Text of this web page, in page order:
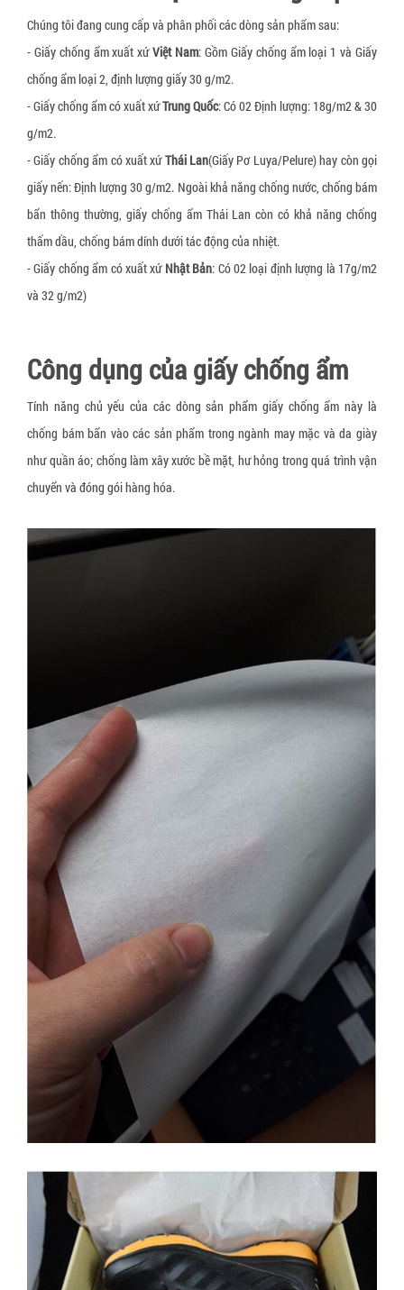
Slip sheet giấy
Slip sheet nhựa trắng
Slip sheet nhựa HDPE
Nhãn cảnh báo hàng hóa bị nghiêng
Nhãn cảnh báo hàng hóa bị va đập
Pallet gỗ
Pallet nhựa
Đệm giảm chấn pallet
Khóa đai sắt
Giấy tổ ong bọc hàng
Dây đai xơ sợi thực vật
Dây đai giấy
Tấm tổ ong
Thùng carton, hộp carton
Pallet giấy tổ ong
Xốp định hình giãn nở
Gói hút khí ethylene
Gói hút CO2
Gói hút ẩm đất sét hoạt tính (activated clay)
Nhôm hoạt tính (Activated Allumina)
Dung dịch chống mốc cho da giày
Chúng tôi đang cung cấp và phân phối các dòng sản phẩm sau:
- Giấy chống ẩm xuất xứViệt Nam: Gồm Giấy chống ẩm loại 1 và Giấy
chống ẩm loại 2, định lượng giấy 30 g/m2.
- Giấy chống ẩm có xuất xứTrung Quốc: Có 02 Định lượng: 18g/m2 & 30
g/m2.
- Giấy chống ẩm có xuất xứThái Lan(Giấy Pơ Luya/Pelure) hay còn gọi
giấy nến: Định lượng 30 g/m2. Ngoài khả năng chống nước, chống bám
bẩn thông thường, giấy chống ẩm Thái Lan còn có khả năng chống
thấm dầu, chống bám dính dưới tác động của nhiệt.
- Giấy chống ẩm có xuất xứ Nhật Bản: Có 02 loại định lượng là 17g/m2
và 32 g/m2)
Công dụng của giấy chống ẩm
Tính năng chủ yếu của các dòng sản phẩm giấy chống ẩm này là
chống bám bẩn vào các sản phẩm trong ngành may mặc và da giày
như quần áo; chống làm xây xước bề mặt, hư hỏng trong quá trình vận
chuyển và đóng gói hàng hóa.